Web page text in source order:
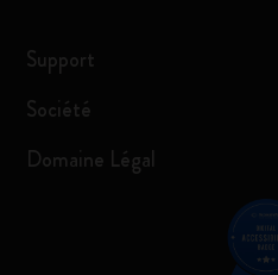
Support
Société
Domaine Légal